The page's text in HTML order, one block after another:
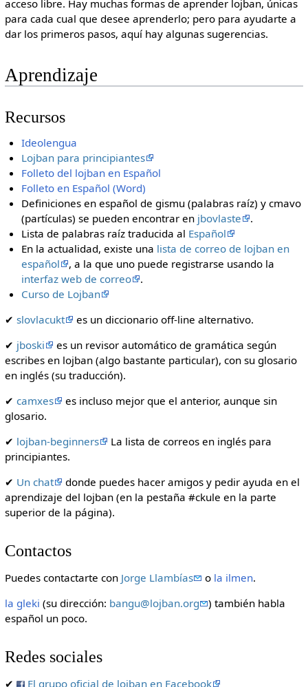
acceso libre. Hay muchas formas de aprender lojban, únicas
para cada cual que desee aprenderlo; pero para ayudarte a
dar los primeros pasos, aquí hay algunas sugerencias.
Aprendizaje
Recursos
Ideolengua
Lojban para principiantes
Folleto del lojban en Español
Folleto en Español (Word)
Definiciones en español de gismu (palabras raíz) y cmavo
(partículas) se pueden encontrar en jbovlaste
.
Lista de palabras raíz traducida al Español
En la actualidad, existe una lista de correo de lojban en
español
, a la que uno puede registrarse usando la
interfaz web de correo
.
Curso de Lojban
✔ slovlacukt
es un diccionario off-line alternativo.
✔ jboski
es un revisor automático de gramática según
escribes en lojban (algo bastante particular), con su glosario
en inglés (su traducción).
✔ camxes
es incluso mejor que el anterior, aunque sin
glosario.
✔ lojban-beginners
La lista de correos en inglés para
principiantes.
✔ Un chat
donde puedes hacer amigos y pedir ayuda en el
aprendizaje del lojban (en la pestaña #ckule en la parte
superior de la página).
Contactos
Puedes contactarte con Jorge Llambías o la ilmen.
la gleki (su dirección: bangu@lojban.org
) también habla
español un poco.
Redes sociales
✔
El grupo oficial de lojban en Facebook